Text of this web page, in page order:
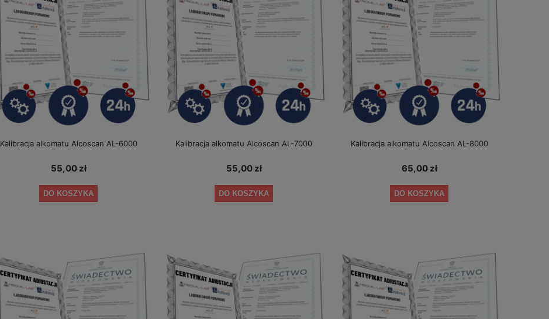
Kalibracja alkomatu Alcoscan AL-6000
55,00 zł
DO KOSZYKA
Kalibracja alkomatu Alcoscan AL-7000
55,00 zł
DO KOSZYKA
Kalibracja alkomatu Alcoscan AL-8000
65,00 zł
DO KOSZYKA